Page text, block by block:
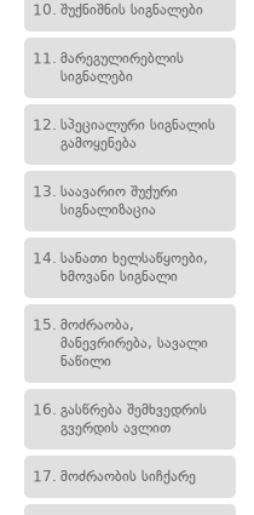
10. შუქნიშნის სიგნალები
11. მარეგულირებლის
სიგნალები
12. სპეციალური სიგნალის
გამოყენება
13. საავარიო შუქური
სიგნალიზაცია
14. სანათი ხელსაწყოები,
ხმოვანი სიგნალი
15. მოძრაობა,
მანევრირება, სავალი
ნაწილი
16. გასწრება შემხვედრის
გვერდის ავლით
17. მოძრაობის სიჩქარე